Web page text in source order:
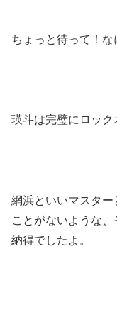
ちょっと待って！な
瑛斗は完璧にロック
網浜といいマスタ
ことがないような
納得でしたよ。